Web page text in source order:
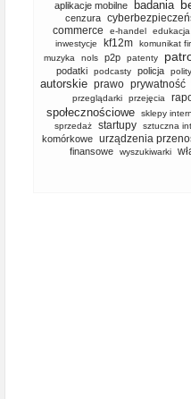
aplikacje mobilne badania
cenzura
commerce
e-handel edukacja
inwestycje kf12m komunikat
muzyka nols p2p patenty
podatki podcasty policja
autorskie prawo prywatność
przeglądarki
przejęcia
społecznościowe
sklepy
sprzedaż
startupy sztuczna
komórkowe
urządzenia
finansowe
wyszukiwarki